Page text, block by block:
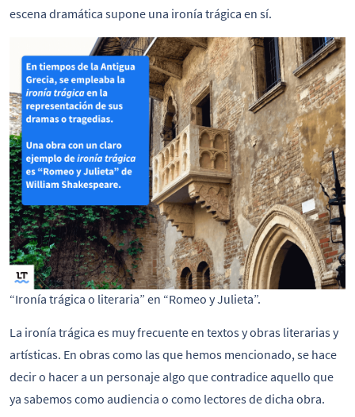
escena dramática supone una ironía trágica en sí.
“Ironía trágica o literaria” en “Romeo y Julieta”.
La ironía trágica es muy frecuente en textos y obras literarias y
artísticas. En obras como las que hemos mencionado, se hace
decir o hacer a un personaje algo que contradice aquello que
ya sabemos como audiencia o como lectores de dicha obra.